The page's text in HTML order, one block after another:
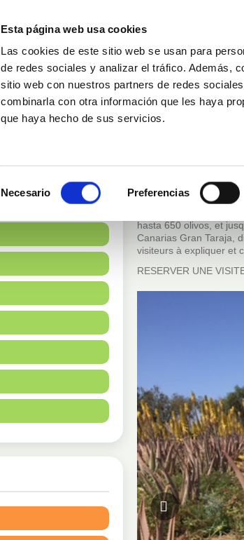
Esta página web usa cookies
Las cookies de este sitio web se usan para
de redes sociales y analizar el tráfico. Además,
sitio web con nuestros partners de redes
combinarla con otra información que les haya
que haya hecho de sus servicios.
Necesario Preferencias
Produits Entreprise Réserver
Finca Canarias se
hasta 650 olivos, et
Canarias Gran Taraja,
visiteurs à expliquer et
RESERVER UNE